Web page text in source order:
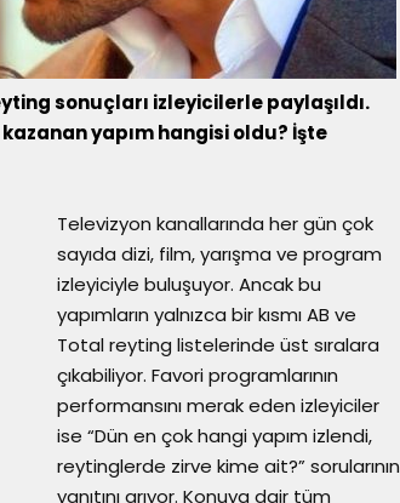
sonuçları izleyicilerle paylaşıldı.
yapım hangisi oldu? İşte
Televizyon kanallarında her gün çok
sayıda dizi, film, yarışma ve program
izleyiciyle buluşuyor. Ancak bu
yapımların yalnızca bir kısmı AB ve
Total reyting listelerinde üst sıralara
çıkabiliyor. Favori programlarının
performansını merak eden izleyiciler
ise “Dün en çok hangi yapım izlendi,
reytinglerde zirve kime ait?” sorularının
yanıtını arıyor. Konuya dair tüm